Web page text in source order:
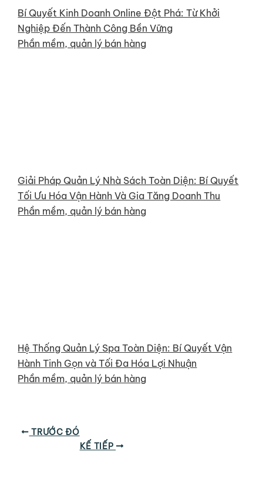
Bí Quyết Kinh Doanh Online Đột Phá: Từ Khởi
Nghiệp Đến Thành Công Bền Vững
Phần mềm, quản lý bán hàng
Giải Pháp Quản Lý Nhà Sách Toàn Diện: Bí Quyết
Tối Ưu Hóa Vận Hành Và Gia Tăng Doanh Thu
Phần mềm, quản lý bán hàng
Hệ Thống Quản Lý Spa Toàn Diện: Bí Quyết Vận
Hành Tinh Gọn và Tối Đa Hóa Lợi Nhuận
Phần mềm, quản lý bán hàng
TRƯỚC ĐÓ
KẾ TIẾP